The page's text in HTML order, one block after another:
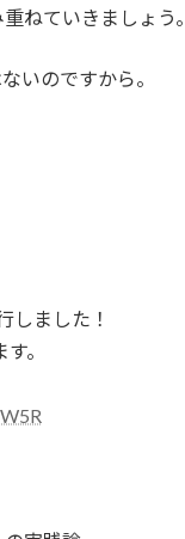
ねていきましょう。
いのですから。
しました！
。